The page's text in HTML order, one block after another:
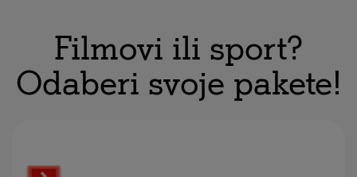
Filmovi ili sport?
Odaberi svoje pakete!